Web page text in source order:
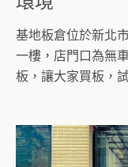
基地板倉位於新北
一樓，店門口為無
板，讓大家買板，